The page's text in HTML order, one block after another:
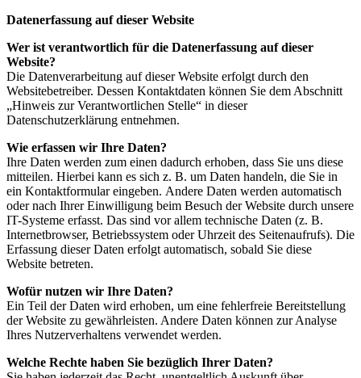
Datenerfassung auf dieser Website
Wer ist verantwortlich für die Datenerfassung auf dieser
Website?
Die Datenverarbeitung auf dieser Website erfolgt durch den
Websitebetreiber. Dessen Kontaktdaten können Sie dem Abschnitt
„Hinweis zur Verantwortlichen Stelle“ in dieser
Datenschutzerklärung entnehmen.
Wie erfassen wir Ihre Daten?
Ihre Daten werden zum einen dadurch erhoben, dass Sie uns diese
mitteilen. Hierbei kann es sich z. B. um Daten handeln, die Sie in
ein Kontaktformular eingeben. Andere Daten werden automatisch
oder nach Ihrer Einwilligung beim Besuch der Website durch unsere
IT-Systeme erfasst. Das sind vor allem technische Daten (z. B.
Internetbrowser, Betriebssystem oder Uhrzeit des Seitenaufrufs). Die
Erfassung dieser Daten erfolgt automatisch, sobald Sie diese
Website betreten.
Wofür nutzen wir Ihre Daten?
Ein Teil der Daten wird erhoben, um eine fehlerfreie Bereitstellung
der Website zu gewährleisten. Andere Daten können zur Analyse
Ihres Nutzerverhaltens verwendet werden.
Welche Rechte haben Sie bezüglich Ihrer Daten?